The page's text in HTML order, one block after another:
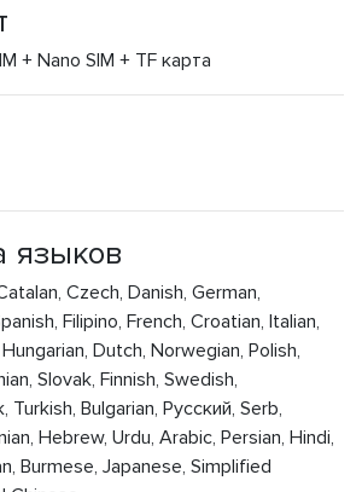
+ Nano SIM + TF карта
языков
Czech, Danish, German,
Filipino, French, Croatian, Italian,
Dutch, Norwegian, Polish,
Slovak, Finnish, Swedish,
Bulgarian, Русский, Serb,
Hebrew, Urdu, Arabic, Persian, Hindi,
Burmese, Japanese, Simplified